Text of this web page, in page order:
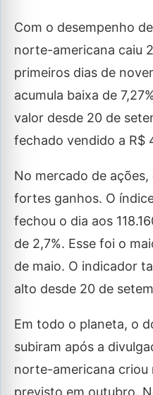
Com o desempenho
norte-americana caiu
primeiros dias de
acumula baixa de
valor desde 20 de
fechado vendido a R$
No mercado de
fortes ganhos. O
fechou o dia aos
de 2,7%. Esse foi o
de maio. O indicador
alto desde 20 de
Em todo o planeta, o
subiram após a
norte-americana criou
previsto em outubro.